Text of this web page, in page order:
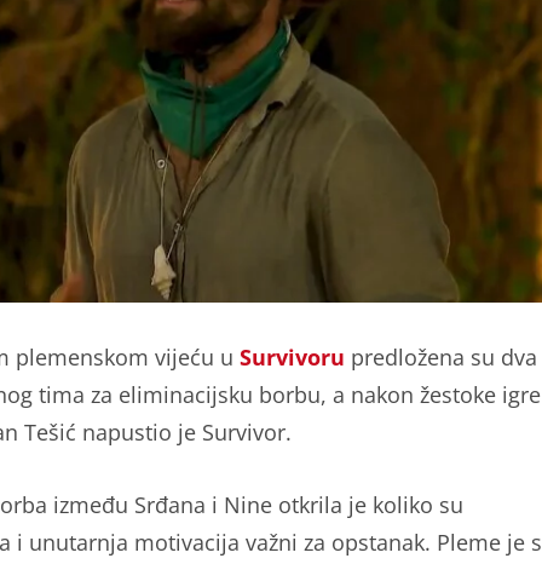
plemenskom vijeću u Survivoru predložena su dva
tima za eliminacijsku borbu, a nakon žestoke igre
Tešić napustio je Survivor.
između Srđana i Nine otkrila je koliko su
i unutarnja motivacija važni za opstanak. Pleme je s